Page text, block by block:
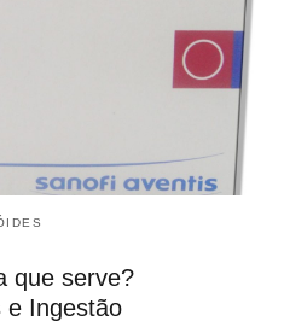
que serve?
e Ingestão